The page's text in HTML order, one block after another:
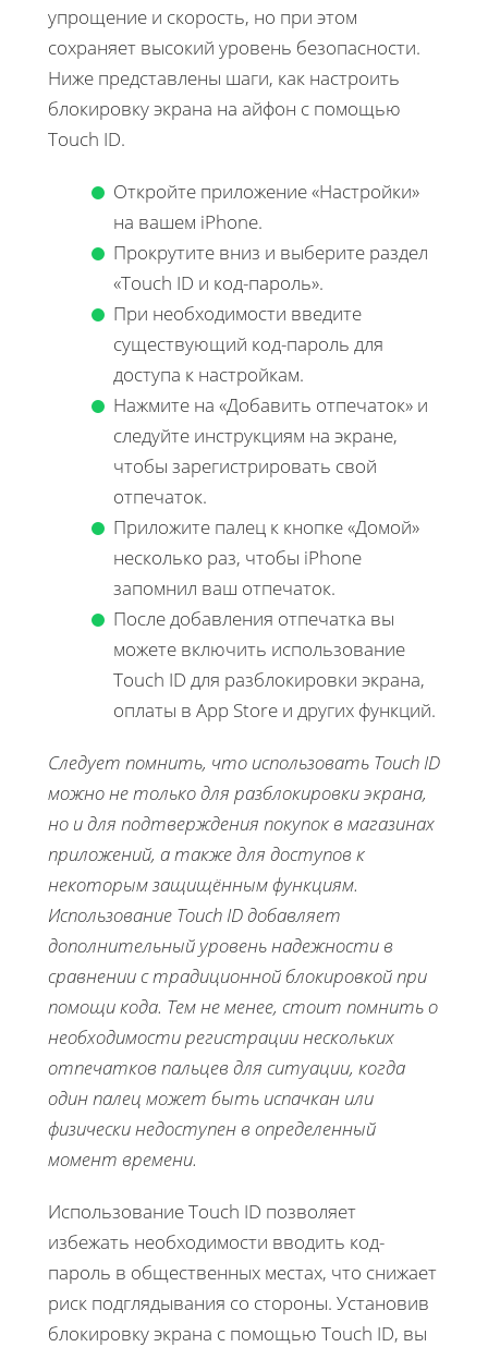
упрощение и скорость, но при этом
сохраняет высокий уровень безопасности.
Ниже представлены шаги, как настроить
блокировку экрана на айфон с помощью
Touch ID.
Откройте приложение «Настройки»
на вашем iPhone.
Прокрутите вниз и выберите раздел
«Touch ID и код-пароль».
При необходимости введите
существующий код-пароль для
доступа к настройкам.
Нажмите на «Добавить отпечаток» и
следуйте инструкциям на экране,
чтобы зарегистрировать свой
отпечаток.
Приложите палец к кнопке «Домой»
несколько раз, чтобы iPhone
запомнил ваш отпечаток.
После добавления отпечатка вы
можете включить использование
Touch ID для разблокировки экрана,
оплаты в App Store и других функций.
Следует помнить, что использовать Touch ID
можно не только для разблокировки экрана,
но и для подтверждения покупок в магазинах
приложений, а также для доступов к
некоторым защищённым функциям.
Использование Touch ID добавляет
дополнительный уровень надежности в
сравнении с традиционной блокировкой при
помощи кода. Тем не менее, стоит помнить о
необходимости регистрации нескольких
отпечатков пальцев для ситуации, когда
один палец может быть испачкан или
физически недоступен в определенный
момент времени.
Использование Touch ID позволяет
избежать необходимости вводить код-
пароль в общественных местах, что снижает
риск подглядывания со стороны. Установив
блокировку экрана с помощью Touch ID, вы